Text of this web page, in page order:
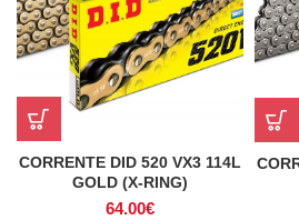
CORRENTE DID 520 VX3 114L
GOLD (X-RING)
64.00€